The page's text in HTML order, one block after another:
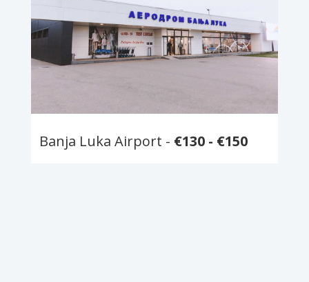
Banja Luka Airport - €130 - €150